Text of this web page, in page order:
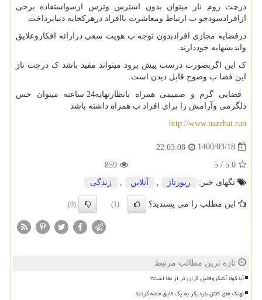
درچت روم ناز میتوان بدون استرس وترس ازسواستفاده برخی
ازافرادسودجو ب ارتباط ومعاشرت باافراد درهرکجایه دنیاپرداخت
درفضایه مجازی افرادبدون توجه ب هویت سعی درارائه افکاروعلایق
واندیشهایه خوددارند.
ک این اگربصورت درست پیش برود میتواند مفید باشد ک درچت ناز
این فضا ب وضوح قابل دیدن است.
فضایی گرم و صمیمی همراه بانظارتهایه24 ساعته میتوان حس
دلگرمی وآرامش را برای افراد ب همراه داشته باشد
http://www.nazchat.run
1400/03/18
22:03:08
5.0
/
5
859
تگهای خبر:
رپورتاژ آنلاین زندگی
این مطلب را می پسندید؟ (1)
(0)
تازه ترین مطالب مرتبط
آیا کولا آشکروفتین گران تر از طلا است؟
نهنگ های قاتل باردیگر به یک قایق حمله کردند